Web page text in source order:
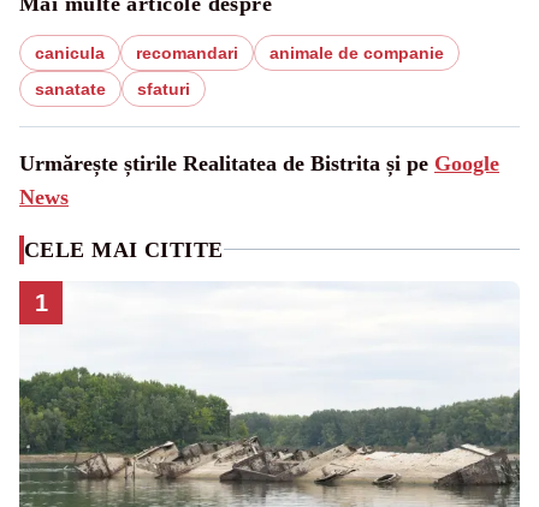
canicula recomandari
animale de companie
sanatate
sfaturi
Urmărește știrile Realitatea de Bistrita și pe Google
News
CELE MAI CITITE
1